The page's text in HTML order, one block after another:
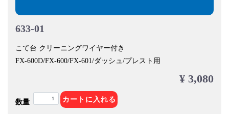
633-01
こて台 クリーニングワイヤー付き
FX-600D/FX-600/FX-601/ダッシュ/プレスト用
¥ 3,080
数量 カートに入れる